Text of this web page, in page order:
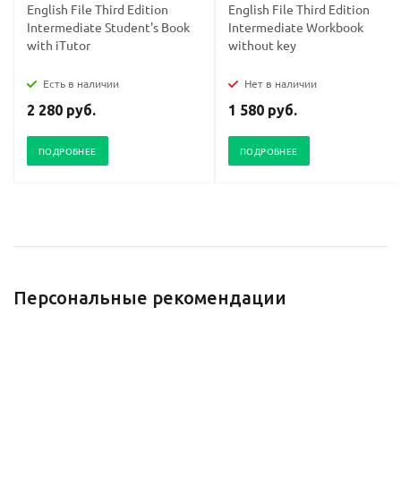
English File Third Edition
Intermediate Student's Book
with iTutor
Есть в наличии
2 280 руб.
ПОДРОБНЕЕ
English File Third Edition
Intermediate Workbook
without key
Нет в наличии
1 580 руб.
ПОДРОБНЕЕ
Персональные рекомендации